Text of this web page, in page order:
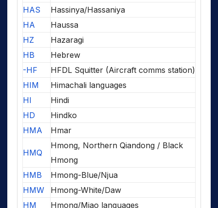
HAS
Hassinya/Hassaniya
HA
Haussa
HZ
Hazaragi
HB
Hebrew
-HF
HFDL Squitter (Aircraft comms station)
HIM
Himachali languages
HI
Hindi
HD
Hindko
HMA
Hmar
HMQ
Hmong, Northern Qiandong / Black
Hmong
HMB
Hmong-Blue/Njua
HMW
Hmong-White/Daw
HM
Hmong/Miao languages